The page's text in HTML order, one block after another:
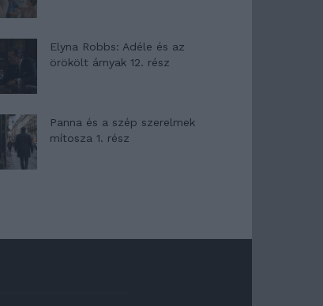
Elyna Robbs: Adéle és az
örökölt árnyak 12. rész
Panna és a szép szerelmek
mítosza 1. rész